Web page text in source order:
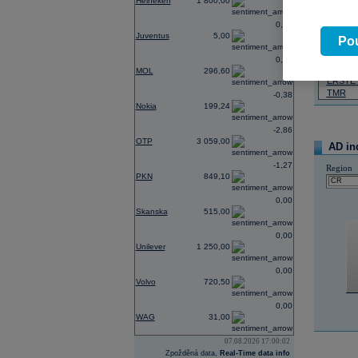
Juventus 5,00
0,00
MOL 296,60
0,00
Nokia 199,24
-0,38
OTP 3 059,00
-2,86
PKN 849,10
-1,27
Skanska 515,00
0,00
Unilever 1 250,00
0,00
Volvo 720,50
0,00
WAG 31,00
0,00
07.08.2026 17:00:02
Zpožděná data, Real-Time data info
Název
ČEZ
ERSTE
TMR
AD
Region